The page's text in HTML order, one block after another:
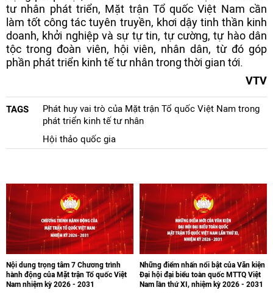
tư nhân phát triển, Mặt trận Tổ quốc Việt Nam cần
làm tốt công tác tuyên truyền, khơi dậy tinh thần kinh
doanh, khởi nghiệp và sự tự tin, tự cường, tự hào dân
tộc trong đoàn viên, hội viên, nhân dân, từ đó góp
phần phát triển kinh tế tư nhân trong thời gian tới.
VTV
TAGS
Phát huy vai trò của Mặt trận Tổ quốc Việt Nam trong
phát triển kinh tế tư nhân
Hội thảo quốc gia
Nội dung trọng tâm 7 Chương trình
hành động của Mặt trận Tổ quốc Việt
Nam nhiệm kỳ 2026 - 2031
Những điểm nhấn nổi bật của Văn kiện
Đại hội đại biểu toàn quốc MTTQ Việt
Nam lần thứ XI, nhiệm kỳ 2026 - 2031